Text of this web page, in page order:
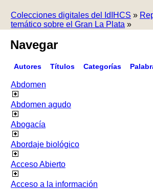
Colecciones digitales del IdIHCS »
temático sobre el Gran La Plata »
Navegar
Autores Títulos Categorías
Abdomen
Abdomen agudo
Abogacía
Abordaje biológico
Acceso Abierto
Acceso a la información